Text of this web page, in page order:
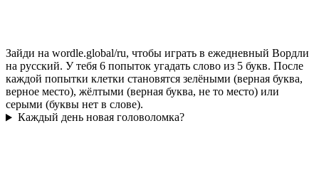
Зайди на wordle.global/ru, чтобы играть в ежедневный Вордли
на русский. У тебя 6 попыток угадать слово из 5 букв. После
каждой попытки клетки становятся зелёными (верная буква,
верное место), жёлтыми (верная буква, не то место) или
серыми (буквы нет в слове).
Каждый день новая головоломка?